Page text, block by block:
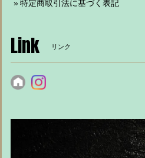
特定商取引法に基づく表記
Link リンク